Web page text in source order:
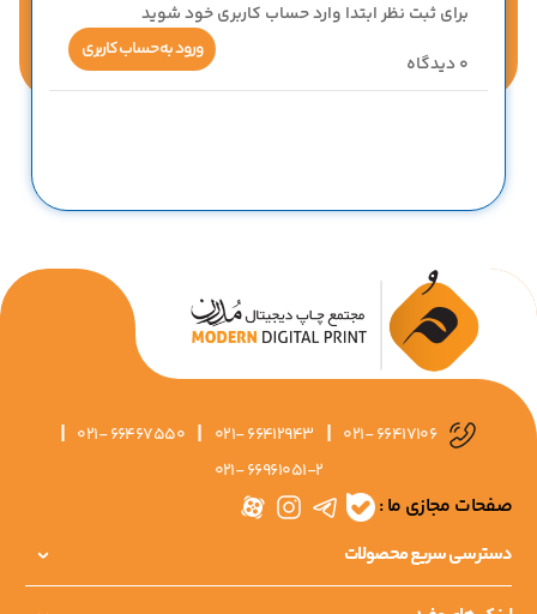
برای ثبت نظر ابتدا وارد حساب کاربری خود شوید
ورود به حساب کاربری
0 دیدگاه
021- 66417106
|
021- 66412943
|
021- 66467550
|
021- 66961051-2
صفحات مجازی ما :
دسترسی سریع محصولات